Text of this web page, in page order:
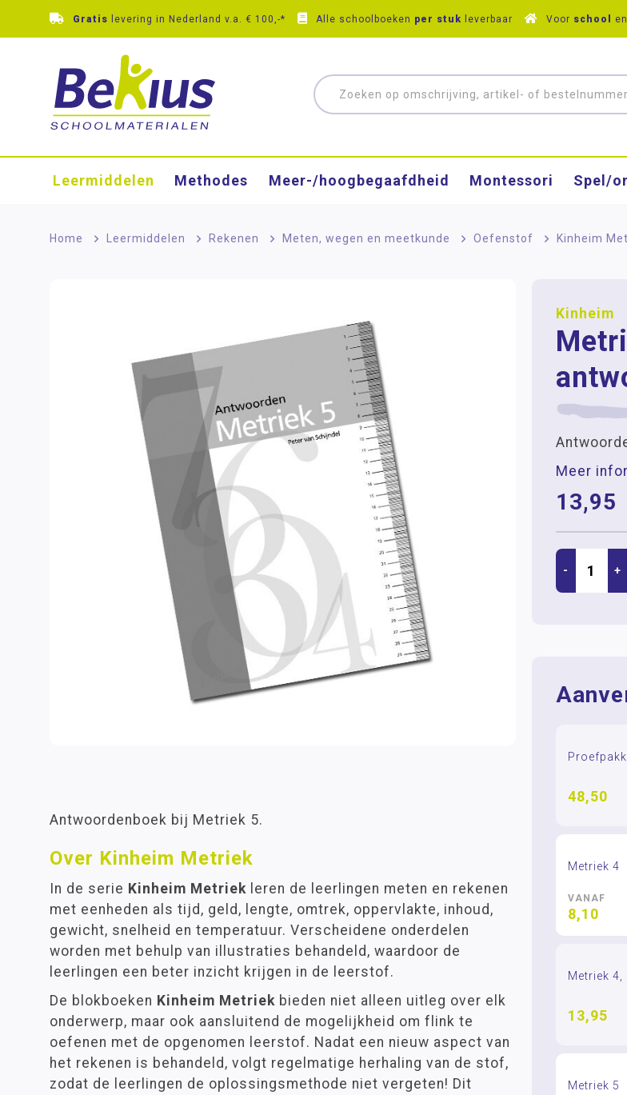
Gratis levering in Nederland v.a. € 100,-* Alle schoolboeken per stuk leverbaar Voor school en
Leermiddelen Methodes Meer-/hoog­begaafdheid Montessori Spel/
Home > Leermiddelen > Rekenen > Meten, wegen en meetkunde > Oefenstof > Kinheim
Kinheim
Meer
13,95
- +
48,50
Metriek 4
VANAF
8,10
Metriek
13,95
Metriek 5
Antwoordenboek bij Metriek 5.
Over Kinheim Metriek
In de serie Kinheim Metriek leren de leerlingen meten en rekenen
met eenheden als tijd, geld, lengte, omtrek, oppervlakte, inhoud,
gewicht, snelheid en temperatuur. Verscheidene onderdelen
worden met behulp van illustraties behandeld, waardoor de
leerlingen een beter inzicht krijgen in de leerstof.
De blokboeken Kinheim Metriek bieden niet alleen uitleg over elk
onderwerp, maar ook aansluitend de mogelijkheid om flink te
oefenen met de opgenomen leerstof. Nadat een nieuw aspect van
het rekenen is behandeld, volgt regelmatige herhaling van de stof,
zodat de leerlingen de oplossingsmethode niet vergeten! Dit